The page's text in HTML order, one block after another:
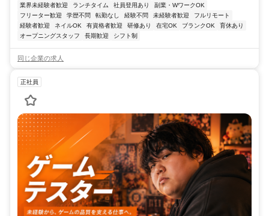
業界未経験者歓迎 ランチタイム 社員登用あり
副業・WワークOK
フリーター歓迎
学歴不問 転勤なし 経験不問 未経験者歓迎
フルリモート
経験者歓迎
ネイルOK 有資格者歓迎 研修あり 在宅OK ブランクOK
育休あり
オープニングスタッフ
長期歓迎 シフト制
同じ企業の求人
正社員